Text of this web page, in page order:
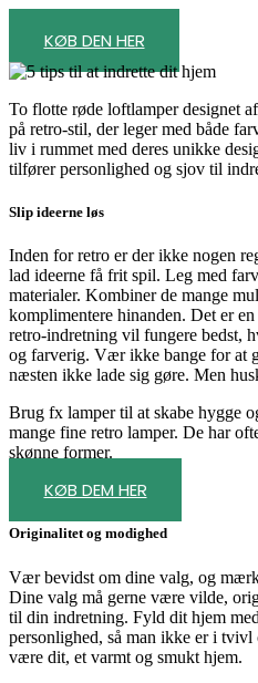
KØB DEN HER
To flotte røde loftlamper designet
på retro-stil, der leger med både
liv i rummet med deres unikke
tilfører personlighed og sjov til
Slip ideerne løs
Inden for retro er der ikke nogen
lad ideerne få frit spil. Leg med
materialer. Kombiner de mange
komplimentere hinanden. Det er
retro-indretning vil fungere bedst,
og farverig. Vær ikke bange for at
næsten ikke lade sig gøre. Men
Brug fx lamper til at skabe hygge
mange fine retro lamper. De har
skønne former.
KØB DEM HER
Originalitet og modighed
Vær bevidst om dine valg, og
Dine valg må gerne være vilde,
til din indretning. Fyld dit hjem
personlighed, så man ikke er i
være dit, et varmt og smukt hjem.